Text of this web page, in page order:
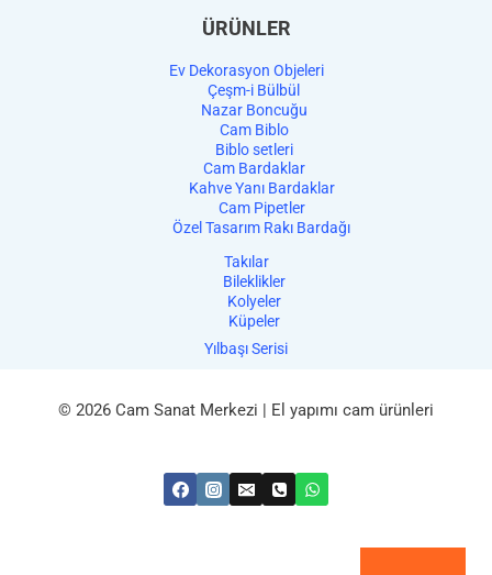
ÜRÜNLER
Ev Dekorasyon Objeleri
Çeşm-i Bülbül
Nazar Boncuğu
Cam Biblo
Biblo setleri
Cam Bardaklar
Kahve Yanı Bardaklar
Cam Pipetler
Özel Tasarım Rakı Bardağı
Takılar
Bileklikler
Kolyeler
Küpeler
Yılbaşı Serisi
© 2026 Cam Sanat Merkezi | El yapımı cam ürünleri